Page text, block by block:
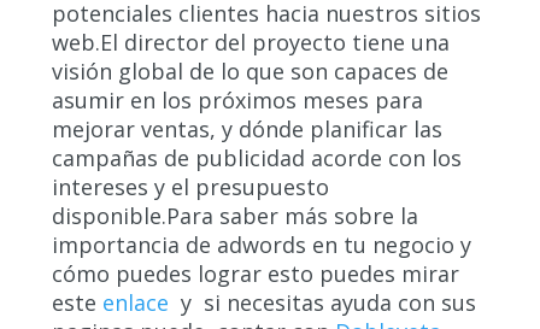
potenciales clientes hacia nuestros sitios
web.El director del proyecto tiene una
visión global de lo que son capaces de
asumir en los próximos meses para
mejorar ventas, y dónde planificar las
campañas de publicidad acorde con los
intereses y el presupuesto
disponible.Para saber más sobre la
importancia de adwords en tu negocio y
cómo puedes lograr esto puedes mirar
este enlace y si necesitas ayuda con sus